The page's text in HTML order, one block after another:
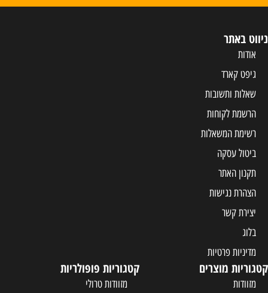
ניווט באתר
אודות
גיפט קארד
שאלות ותשובות
הרשמת לקוחות
רשימת המשאלות
ביטול עסקה
תקנון האתר
הצהרת נגישות
יצירת קשר
בלוג
מדיניות פרטיות
קטגוריות מוצרים
מזוודות
קטגוריות פופולריות
מזוודות טרולי